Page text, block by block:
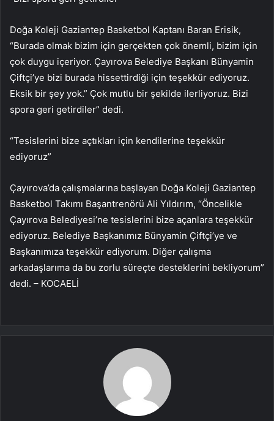
Doğa Koleji Gaziantep Basketbol Kaptanı Baran Erisik,
“Burada olmak bizim için gerçekten çok önemli, bizim için
çok duygu içeriyor. Çayırova Belediye Başkanı Bünyamin
Çiftçi’ye bizi burada hissettirdiği için teşekkür ediyoruz.
Eksik bir şey yok.” Çok mutlu bir şekilde ilerliyoruz. Bizi
spora geri getirdiler” dedi.
“Tesislerini bize açtıkları için kendilerine teşekkür
ediyoruz”
Çayırova’da çalışmalarına başlayan Doğa Koleji Gaziantep
Basketbol Takımı Başantrenörü Ali Yıldırım, “Öncelikle
Çayırova Belediyesi’ne tesislerini bize açanlara teşekkür
ediyoruz. Belediye Başkanımız Bünyamin Çiftçi’ye ve
Başkanımıza teşekkür ediyorum. Diğer çalışma
arkadaşlarıma da bu zorlu süreçte desteklerini bekliyorum”
dedi. – KOCAELİ